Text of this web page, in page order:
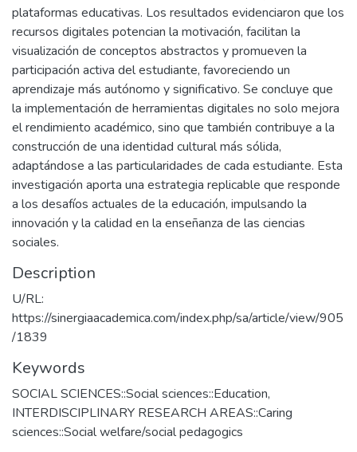
plataformas educativas. Los resultados evidenciaron que los
recursos digitales potencian la motivación, facilitan la
visualización de conceptos abstractos y promueven la
participación activa del estudiante, favoreciendo un
aprendizaje más autónomo y significativo. Se concluye que
la implementación de herramientas digitales no solo mejora
el rendimiento académico, sino que también contribuye a la
construcción de una identidad cultural más sólida,
adaptándose a las particularidades de cada estudiante. Esta
investigación aporta una estrategia replicable que responde
a los desafíos actuales de la educación, impulsando la
innovación y la calidad en la enseñanza de las ciencias
sociales.
Description
U/RL:
https://sinergiaacademica.com/index.php/sa/article/view/905
/1839
Keywords
SOCIAL SCIENCES::Social sciences::Education,
INTERDISCIPLINARY RESEARCH AREAS::Caring
sciences::Social welfare/social pedagogics